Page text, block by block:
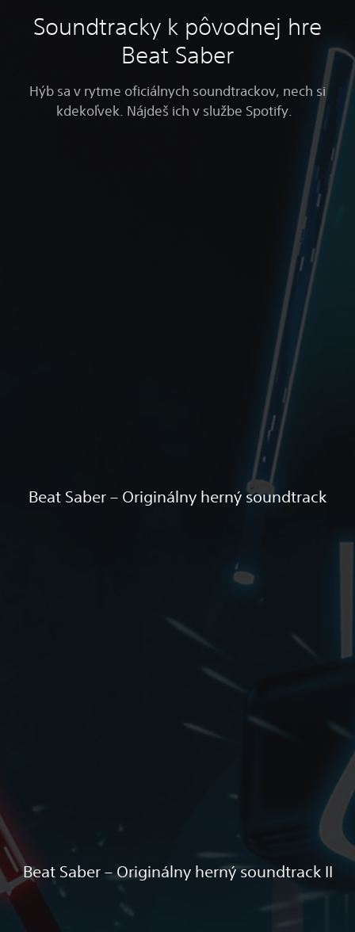
Soundtracky k pôvodnej hre
Beat Saber
Hýb sa v rytme oficiálnych soundtrackov, nech si
kdekoľvek. Nájdeš ich v službe Spotify.
Beat Saber – Originálny herný soundtrack
Beat Saber – Originálny herný soundtrack II